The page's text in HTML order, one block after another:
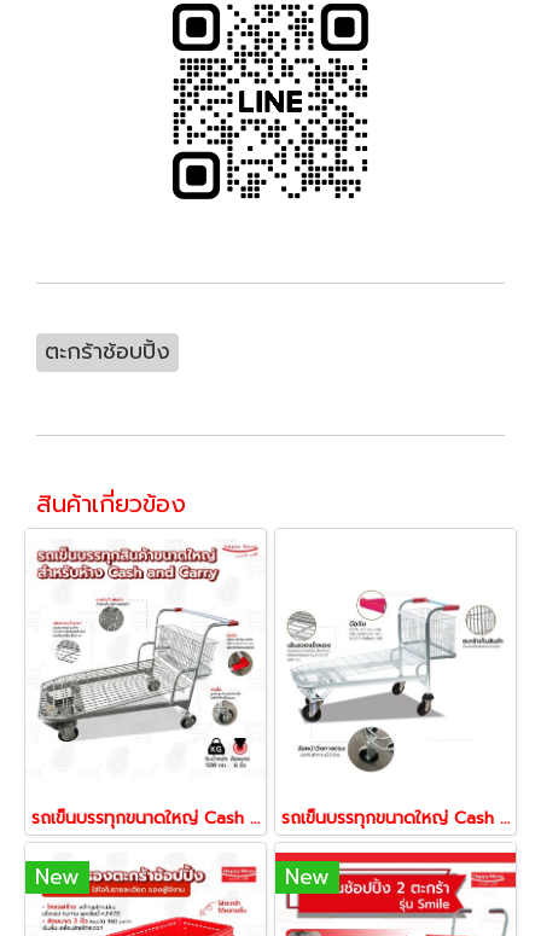
ตะกร้าช้อบปิ้ง
สินค้าเกี่ยวข้อง
รถเข็นบรรทุกขนาดใหญ่ Cash and carry (เหมือนห้าง Makro) Happy Move รถเข็นบรรทุกขนาดใหญ่ Cash and carry (เหมือนห้าง Makro) Happy Move 51706
New New